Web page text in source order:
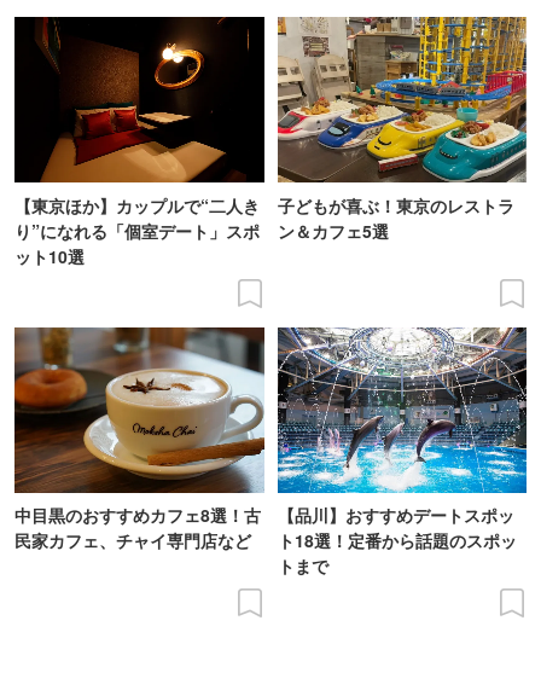
【東京ほか】カップルで“二人き
り”になれる「個室デート」スポ
ット10選
子どもが喜ぶ！東京のレストラ
ン＆カフェ5選
中目黒のおすすめカフェ8選！古
民家カフェ、チャイ専門店など
【品川】おすすめデートスポッ
ト18選！定番から話題のスポッ
トまで